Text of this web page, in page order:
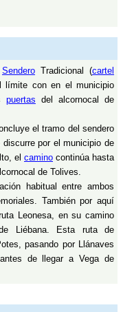
SenderoTradicional (cartel
límite con en el municipio
puertas del alcornocal de
el tramo del sendero
discurre por el municipio de
el camino continúa hasta
de Tolives.
habitual entre ambos
También por aquí
Leonesa, en su camino
Liébana. Esta ruta de
pasando por Llánaves
de llegar a Vega de